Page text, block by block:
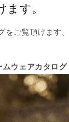
す。
ご覧頂けます。
ムウェアカタログ